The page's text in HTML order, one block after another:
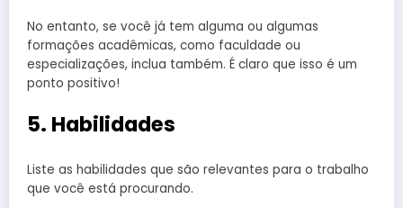
No entanto, se você já tem alguma ou algumas
formações acadêmicas, como faculdade ou
especializações, inclua também. É claro que isso é um
ponto positivo!
5. Habilidades
Liste as habilidades que são relevantes para o trabalho
que você está procurando.